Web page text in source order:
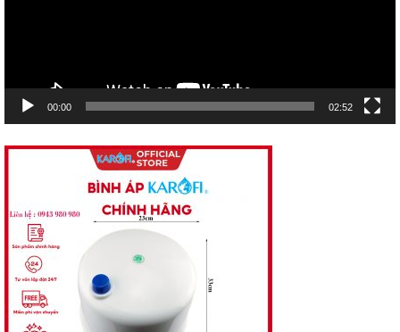
00:00 02:52